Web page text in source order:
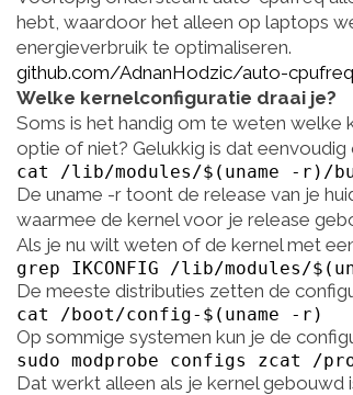
hebt, waardoor het alleen op laptops
energieverbruik te optimaliseren.
github.com/AdnanHodzic/auto-cpufreq
Welke kernelconfiguratie draai je?
Soms is het handig om te weten welke
optie of niet? Gelukkig is dat eenvoudig
cat /lib/modules/$(uname -r)/
De uname -r toont de release van je
waarmee de kernel voor je release
Als je nu wilt weten of de kernel met
grep IKCONFIG /lib/modules/
De meeste distributies zetten de
cat /boot/config-$(uname -r)
Op sommige systemen kun je de
sudo modprobe configs zcat /
Dat werkt alleen als je kernel gebouwd